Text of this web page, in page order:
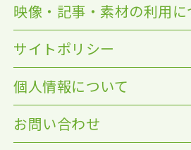
映像・記事・素材の利用に
サイトポリシー
個人情報について
お問い合わせ